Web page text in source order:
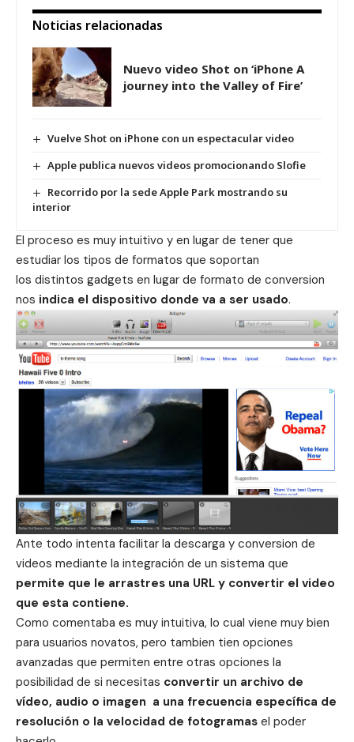
Noticias relacionadas
Nuevo video Shot on ‘iPhone A
journey into the Valley of Fire’
Vuelve Shot on iPhone con un espectacular video
Apple publica nuevos videos promocionando Slofie
Recorrido por la sede Apple Park mostrando su
interior
El proceso es muy intuitivo y en lugar de tener que
estudiar los tipos de formatos que soportan
los distintos gadgets en lugar de formato de conversion
nos indica el dispositivo donde va a ser usado.
Ante todo intenta facilitar la descarga y conversion de
videos mediante la integración de un sistema que
permite que le arrastres una URL y convertir el video
que esta contiene.
Como comentaba es muy intuitiva, lo cual viene muy bien
para usuarios novatos, pero tambien tien opciones
avanzadas que permiten entre otras opciones la
posibilidad de si necesitas convertir un archivo de
vídeo, audio o imagen a una frecuencia específica de
resolución o la velocidad de fotogramas el poder